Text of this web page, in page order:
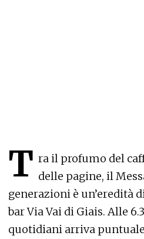
T ra il profumo del
delle pagine, il
generazioni è un’eredità
bar Via Vai di Giais. Alle
quotidiani arriva